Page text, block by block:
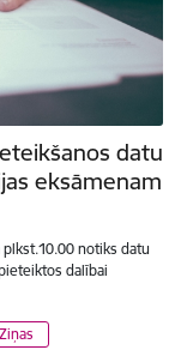
datu
eksāmenam
notiks datu
dalībai
Ziņas